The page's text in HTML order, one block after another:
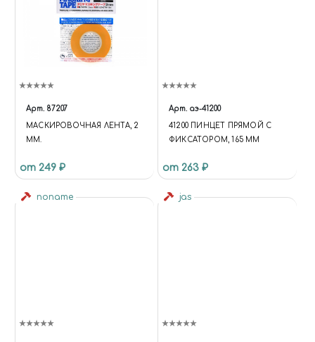
Арт. 87207
МАСКИРОВОЧНАЯ ЛЕНТА, 2
ММ.
от 249 ₽
Арт. аэ-41200
41200 ПИНЦЕТ ПРЯМОЙ С
ФИКСАТОРОМ, 165 ММ
от 263 ₽
noname jas